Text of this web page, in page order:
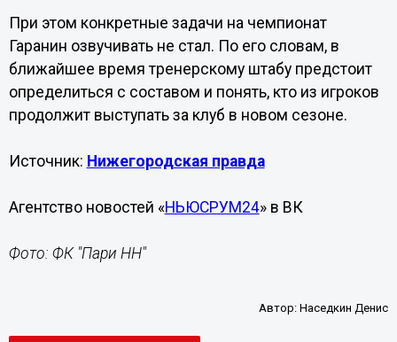
При этом конкретные задачи на чемпионат
Гаранин озвучивать не стал. По его словам, в
ближайшее время тренерскому штабу предстоит
определиться с составом и понять, кто из игроков
продолжит выступать за клуб в новом сезоне.
Источник: Нижегородская правда
Агентство новостей «НЬЮСРУМ24» в ВК
Фото: ФК "Пари НН"
Автор:Наседкин Денис